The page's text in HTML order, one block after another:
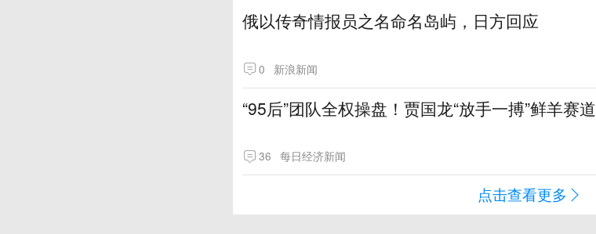
俄以传奇情报员之名命名岛屿，日方回应
0 新浪新闻
“95后”团队全权操盘！贾国龙“放手一搏”鲜羊赛道
36 每日经济新闻
点击查看更多